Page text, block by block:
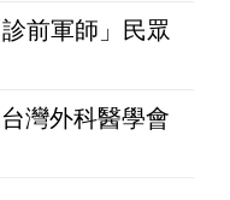
前軍師」民眾
灣外科醫學會